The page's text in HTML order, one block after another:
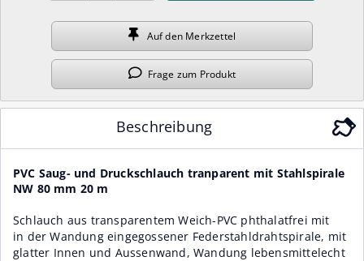
Auf den Merkzettel
Frage zum Produkt
Beschreibung
PVC Saug- und Druckschlauch tranparent mit Stahlspirale
NW 80 mm 20 m
Schlauch aus transparentem Weich-PVC phthalatfrei mit
in der Wandung eingegossener Federstahldrahtspirale, mit
glatter Innen und Aussenwand, Wandung lebensmittelecht